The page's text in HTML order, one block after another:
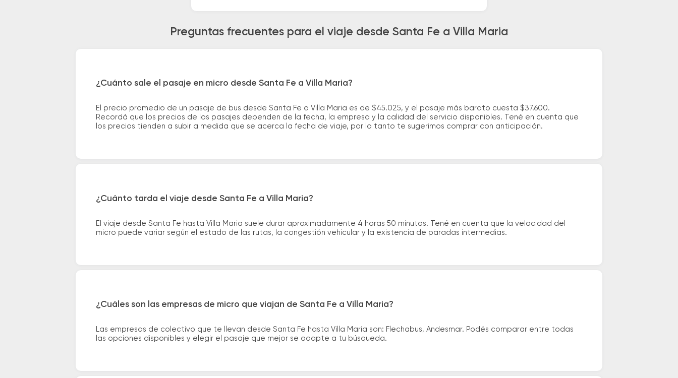
Preguntas frecuentes para el viaje desde Santa Fe a Villa Maria
¿Cuánto sale el pasaje en micro desde Santa Fe a Villa Maria?
El precio promedio de un pasaje de bus desde Santa Fe a Villa Maria es de $45.025, y el pasaje más barato cuesta $37.600.
Recordá que los precios de los pasajes dependen de la fecha, la empresa y la calidad del servicio disponibles. Tené en cuenta que
los precios tienden a subir a medida que se acerca la fecha de viaje, por lo tanto te sugerimos comprar con anticipación.
¿Cuánto tarda el viaje desde Santa Fe a Villa Maria?
El viaje desde Santa Fe hasta Villa Maria suele durar aproximadamente 4 horas 50 minutos. Tené en cuenta que la velocidad del
micro puede variar según el estado de las rutas, la congestión vehicular y la existencia de paradas intermedias.
¿Cuáles son las empresas de micro que viajan de Santa Fe a Villa Maria?
Las empresas de colectivo que te llevan desde Santa Fe hasta Villa Maria son: Flechabus, Andesmar. Podés comparar entre todas
las opciones disponibles y elegir el pasaje que mejor se adapte a tu búsqueda.